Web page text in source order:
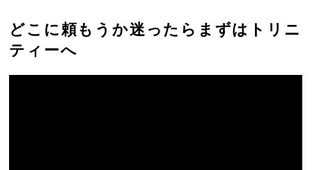
どこに頼もうか迷ったらまずはトリニ
ティーへ